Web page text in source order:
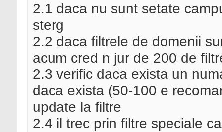
2.1 daca nu sunt setate
sterg
2.2 daca filtrele de domenii
acum cred n jur de 200 de
2.3 verific daca exista un
daca exista (50-100 e
update la filtre
2.4 il trec prin filtre speciale